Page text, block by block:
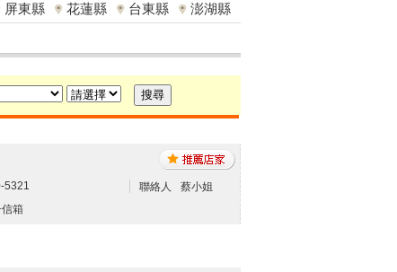
屏東縣 花蓮縣 台東縣
澎湖縣
5321 聯絡人
蔡小姐
箱